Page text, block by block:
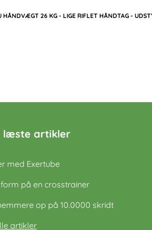
HÅNDVÆGT 26 KG - LIGE RIFLET HÅNDTAG -
læste artikler
med Exertube
på en crosstrainer
op på 10.0000 skridt
artikler